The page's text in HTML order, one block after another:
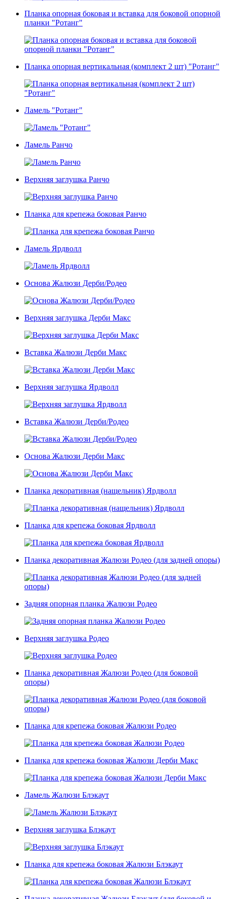
Планка опорная боковая и вставка для боковой опорной
планки "Ротанг"
Планка опорная вертикальная (комплект 2 шт) "Ротанг"
Ламель "Ротанг"
Ламель Ранчо
Верхняя заглушка Ранчо
Планка для крепежа боковая Ранчо
Ламель Ярдволл
Основа Жалюзи Дерби/Родео
Верхняя заглушка Дерби Макс
Вставка Жалюзи Дерби Макс
Верхняя заглушка Ярдволл
Вставка Жалюзи Дерби/Родео
Основа Жалюзи Дерби Макс
Планка декоративная (нащельник) Ярдволл
Планка для крепежа боковая Ярдволл
Планка декоративная Жалюзи Родео (для задней опоры)
Задняя опорная планка Жалюзи Родео
Верхняя заглушка Родео
Планка декоративная Жалюзи Родео (для боковой
опоры)
Планка для крепежа боковая Жалюзи Родео
Планка для крепежа боковая Жалюзи Дерби Макс
Ламель Жалюзи Блэкаут
Верхняя заглушка Блэкаут
Планка для крепежа боковая Жалюзи Блэкаут